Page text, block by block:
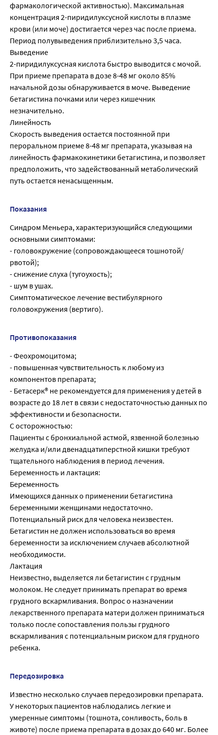
фармакологической активностью). Максимальная
концентрация 2-пиридилуксусной кислоты в плазме
крови (или моче) достигается через час после приема.
Период полувыведения приблизительно 3,5 часа.
Выведение
2-пиридилуксусная кислота быстро выводится с мочой.
При приеме препарата в дозе 8-48 мг около 85%
начальной дозы обнаруживается в моче. Выведение
бетагистина почками или через кишечник
незначительно.
Линейность
Скорость выведения остается постоянной при
пероральном приеме 8-48 мг препарата, указывая на
линейность фармакокинетики бетагистина, и позволяет
предположить, что задействованный метаболический
путь остается ненасыщенным.
Показания
Синдром Меньера, характеризующийся следующими
основными симптомами:
- головокружение (сопровождающееся тошнотой/
рвотой);
- снижение слуха (тугоухость);
- шум в ушах.
Симптоматическое лечение вестибулярного
головокружения (вертиго).
Противопоказания
- Феохромоцитома;
- повышенная чувствительность к любому из
компонентов препарата;
- Бетасерк® не рекомендуется для применения у детей в
возрасте до 18 лет в связи с недостаточностью данных по
эффективности и безопасности.
С осторожностью:
Пациенты с бронхиальной астмой, язвенной болезнью
желудка и/или двенадцатиперстной кишки требуют
тщательного наблюдения в период лечения.
Беременность и лактация:
Беременность
Имеющихся данных о применении бетагистина
беременными женщинами недостаточно.
Потенциальный риск для человека неизвестен.
Бетагистин не должен использоваться во время
беременности за исключением случаев абсолютной
необходимости.
Лактация
Неизвестно, выделяется ли бетагистин с грудным
молоком. Не следует принимать препарат во время
грудного вскармливания. Вопрос о назначении
лекарственного препарата матери должен приниматься
только после сопоставления пользы грудного
вскармливания с потенциальным риском для грудного
ребенка.
Передозировка
Известно несколько случаев передозировки препарата.
У некоторых пациентов наблюдались легкие и
умеренные симптомы (тошнота, сонливость, боль в
животе) после приема препарата в дозах до 640 мг. Более